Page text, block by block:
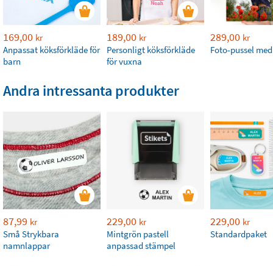
169,00 kr
Anpassat köksförkläde för
barn
189,00 kr
Personligt köksförkläde
för vuxna
289,00 kr
Foto-pussel
Andra intressanta produkter
87,99 kr
Små Strykbara
namnlappar
229,00 kr
Mintgrön pastell
anpassad stämpel
229,00 kr
Standardpaket